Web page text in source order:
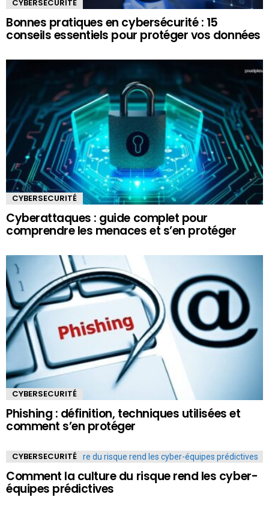
CYBERSECURITÉ
Bonnes pratiques en cybersécurité : 15
conseils essentiels pour protéger vos données
CYBERSECURITÉ
Cyberattaques : guide complet pour
comprendre les menaces et s’en protéger
CYBERSECURITÉ
Phishing : définition, techniques utilisées et
comment s’en protéger
CYBERSECURITÉ
Comment la culture du risque rend les cyber-
équipes prédictives